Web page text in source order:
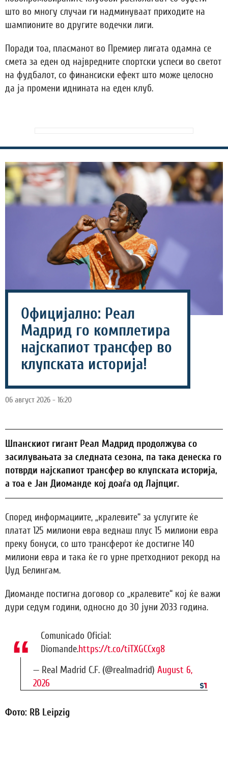
што во многу случаи ги надминуваат приходите на
шампионите во другите водечки лиги.
Поради тоа, пласманот во Премиер лигата одамна се
смета за еден од највредните спортски успеси во светот
на фудбалот, со финансиски ефект што може целосно
да ја промени иднината на еден клуб.
Официјално: Реал
Мадрид го комплетира
најскапиот трансфер во
клупската историја!
06 август 2026 - 16:20
Шпанскиот гигант Реал Мадрид продолжува со
засилувањата за следната сезона, па така денеска го
потврди најскапиот трансфер во клупската историја,
а тоа е Јан Диоманде кој доаѓа од Лајпциг.
Според информациите, „кралевите“ за услугите ќе
платат 125 милиони евра веднаш плус 15 милиони евра
преку бонуси, со што трансферот ќе достигне 140
милиони евра и така ќе го урне претходниот рекорд на
Џуд Белингам.
Диоманде постигна договор со „кралевите“ кој ќе важи
дури седум години, односно до 30 јуни 2033 година.
Comunicado Oficial:
Diomande.https://t.co/tiTXGCCxg8
— Real Madrid C.F. (@realmadrid) August 6,
2026
Фото: RB Leipzig